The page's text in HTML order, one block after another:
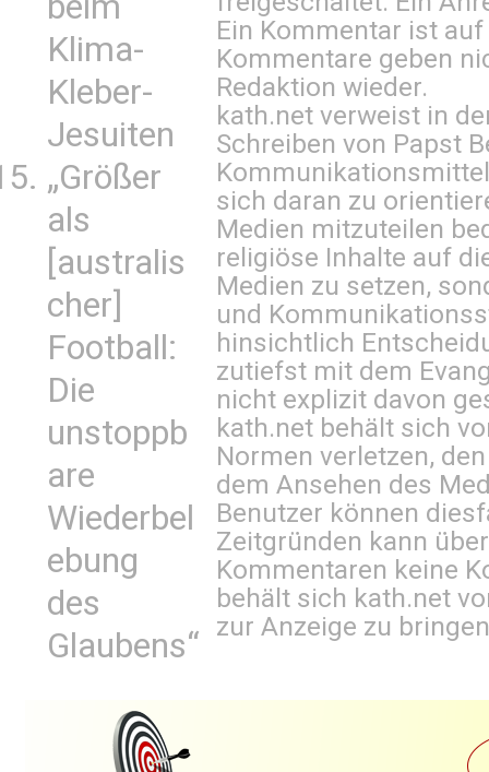
Klima-
Kleber-
Jesuiten
„Größer
als
[australis
cher]
Football:
Die
unstoppb
are
Wiederbel
ebung
des
Glaubens“
Ein Kommentar ist
Kommentare geben
Redaktion wieder.
kath.net verweist in
Schreiben von Papst
sich daran zu
Medien mitzuteilen
religiöse Inhalte auf
Medien zu setzen,
und
hinsichtlich
zutiefst mit dem
nicht explizit davon
kath.net behält sich
Normen verletzen,
dem Ansehen des
Benutzer können
Zeitgründen kann
Kommentaren keine
behält sich kath.net
zur Anzeige zu